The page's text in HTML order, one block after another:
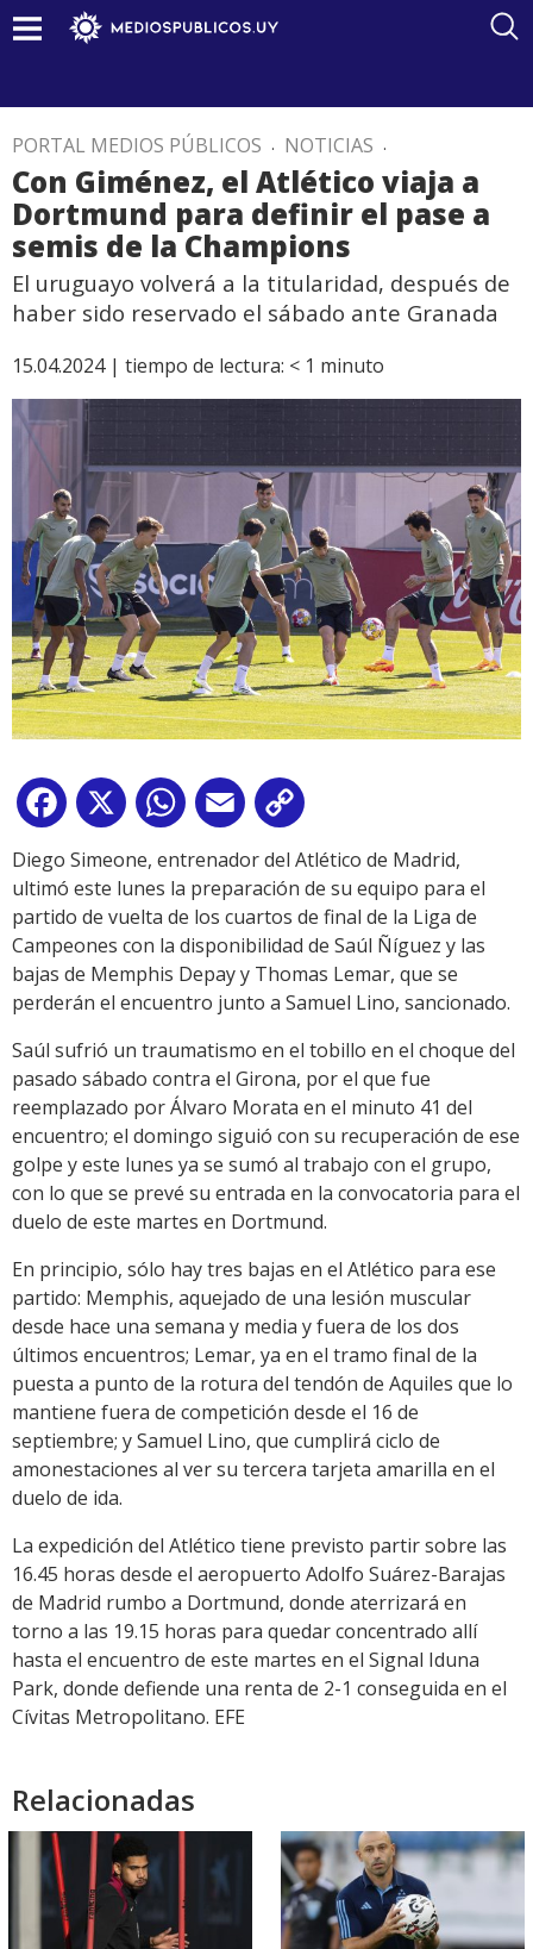
PORTAL MEDIOS PÚBLICOS . NOTICIAS .
Con Giménez, el Atlético viaja a
Dortmund para definir el pase a
semis de la Champions
El uruguayo volverá a la titularidad, después de
haber sido reservado el sábado ante Granada
15.04.2024 | tiempo de lectura: < 1 minuto
Facebook
X WhatsApp
Email
Link
Diego Simeone, entrenador del Atlético de Madrid,
ultimó este lunes la preparación de su equipo para el
partido de vuelta de los cuartos de final de la Liga de
Campeones con la disponibilidad de Saúl Ñíguez y las
bajas de Memphis Depay y Thomas Lemar, que se
perderán el encuentro junto a Samuel Lino, sancionado.
Saúl sufrió un traumatismo en el tobillo en el choque del
pasado sábado contra el Girona, por el que fue
reemplazado por Álvaro Morata en el minuto 41 del
encuentro; el domingo siguió con su recuperación de ese
golpe y este lunes ya se sumó al trabajo con el grupo,
con lo que se prevé su entrada en la convocatoria para el
duelo de este martes en Dortmund.
En principio, sólo hay tres bajas en el Atlético para ese
partido: Memphis, aquejado de una lesión muscular
desde hace una semana y media y fuera de los dos
últimos encuentros; Lemar, ya en el tramo final de la
puesta a punto de la rotura del tendón de Aquiles que lo
mantiene fuera de competición desde el 16 de
septiembre; y Samuel Lino, que cumplirá ciclo de
amonestaciones al ver su tercera tarjeta amarilla en el
duelo de ida.
La expedición del Atlético tiene previsto partir sobre las
16.45 horas desde el aeropuerto Adolfo Suárez-Barajas
de Madrid rumbo a Dortmund, donde aterrizará en
torno a las 19.15 horas para quedar concentrado allí
hasta el encuentro de este martes en el Signal Iduna
Park, donde defiende una renta de 2-1 conseguida en el
Cívitas Metropolitano. EFE
Relacionadas